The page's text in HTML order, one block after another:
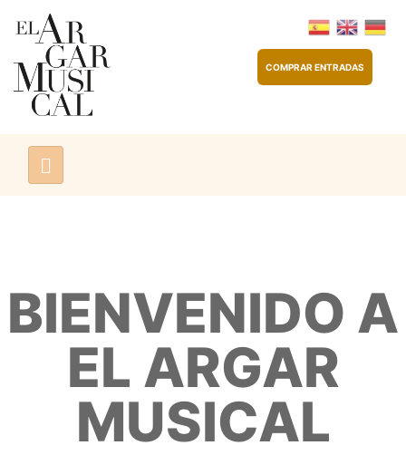
COMPRAR ENTRADAS
BIENVENIDO A
EL ARGAR
MUSICAL